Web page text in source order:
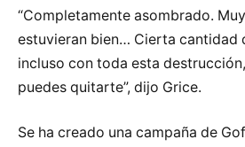
“Completamente asombrado.
estuvieran bien… Cierta cantidad
incluso con toda esta
puedes quitarte”, dijo Grice.
Se ha creado una campaña de